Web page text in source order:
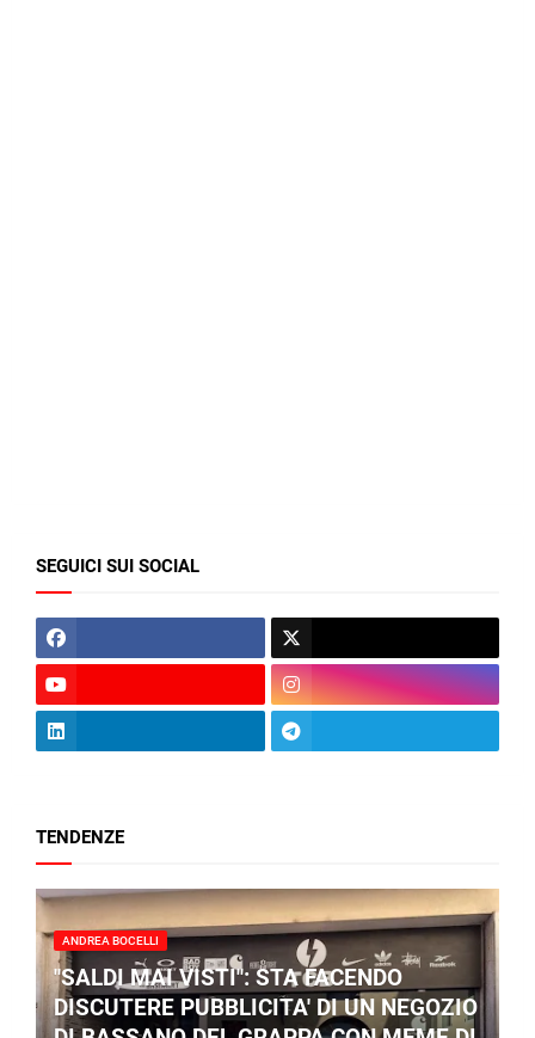
SEGUICI SUI SOCIAL
TENDENZE
ANDREA BOCELLI
"SALDI MAI VISTI": STA FACENDO
DISCUTERE PUBBLICITA' DI UN NEGOZIO